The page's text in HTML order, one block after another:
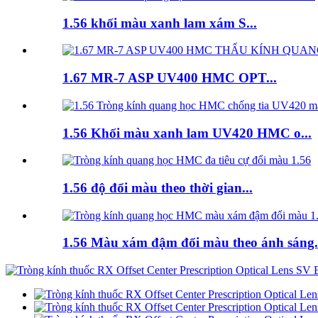
1.56 khối màu xanh lam xám S...
1.67 MR-7 ASP UV400 HMC OPT...
1.56 Khối màu xanh lam UV420 HMC o...
1.56 độ đổi màu theo thời gian...
1.56 Màu xám đậm đổi màu theo ánh